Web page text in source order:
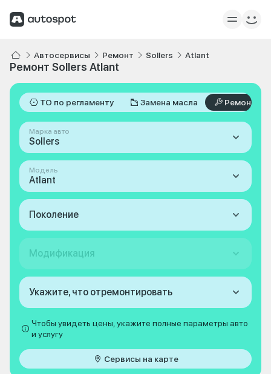
Автосервисы Ремонт Sollers Atlant
Ремонт Sollers Atlant
ТО по регламенту Замена масла Ремонт
Марка авто
Sollers
Модель
Atlant
Поколение
Модификация
Укажите, что отремонтировать
Чтобы увидеть цены, укажите полные параметры авто
и услугу
Сервисы на карте